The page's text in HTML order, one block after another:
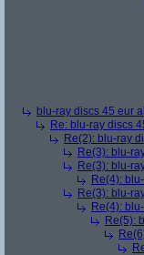
blu-ray discs 45 eur
Re: blu-ray discs
Re(2): blu-ray
Re(3): blu-
Re(3): blu-
Re(4):
Re(3): blu-
Re(4):
Re(5):